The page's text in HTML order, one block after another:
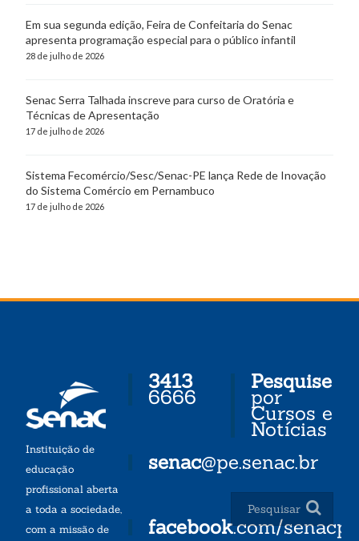
Em sua segunda edição, Feira de Confeitaria do Senac
apresenta programação especial para o público infantil
28 de julho de 2026
Senac Serra Talhada inscreve para curso de Oratória e
Técnicas de Apresentação
17 de julho de 2026
Sistema Fecomércio/Sesc/Senac-PE lança Rede de Inovação
do Sistema Comércio em Pernambuco
17 de julho de 2026
Instituição de
educação
profissional aberta
a toda a sociedade,
com a missão de
3413
6666
senac@pe.senac.br
facebook.com/senacpe
Pesquise
por
Cursos e
Notícias